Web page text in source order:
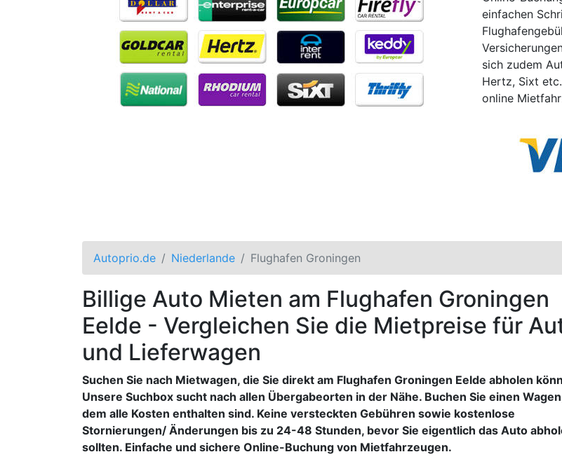
einfachen
sich zudem
Hertz, Sixt
online
Autoprio.de Niederlande Flughafen Groningen
Billige Auto Mieten am Flughafen Groningen
Eelde - Vergleichen Sie die Mietpreise für
und Lieferwagen
Suchen Sie nach Mietwagen, die Sie direkt am Flughafen Groningen Eelde abholen
Unsere Suchbox sucht nach allen Übergabeorten in der Nähe. Buchen Sie einen
dem alle Kosten enthalten sind. Keine versteckten Gebühren sowie kostenlose
Stornierungen/ Änderungen bis zu 24-48 Stunden, bevor Sie eigentlich das Auto
sollten. Einfache und sichere Online-Buchung von Mietfahrzeugen.